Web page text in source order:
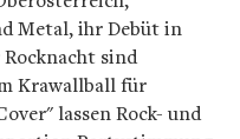
Metal, ihr Debüt in
sind
Krawallball für
lassen Rock- und